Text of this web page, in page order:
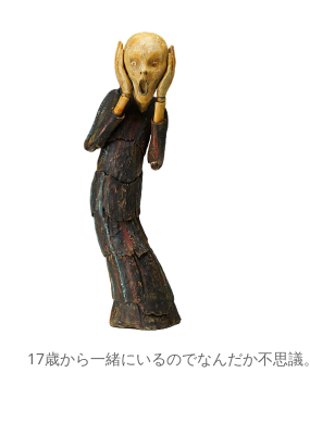
17歳から一緒にいるのでなんだか不思議。